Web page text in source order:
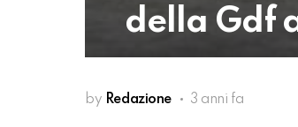
della Gdf
by Redazione 3 anni fa